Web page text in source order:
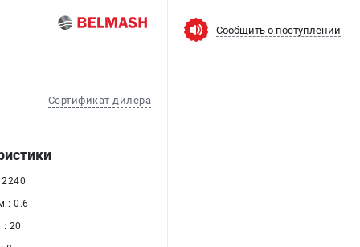
Сертификат дилера
Сообщить о поступлении
: 0.6
20